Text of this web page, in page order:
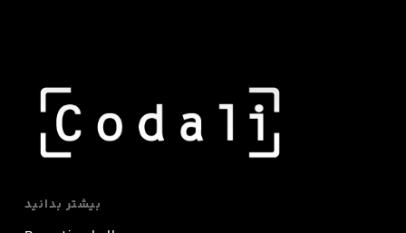
بیشتر بدانید